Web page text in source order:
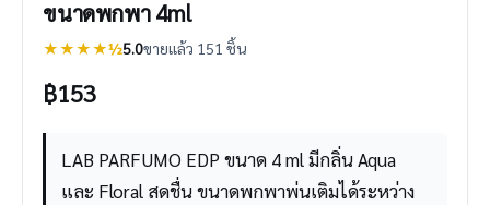
ขนาดพกพา 4ml
★★★★½5.0ขายแล้ว 151 ชิ้น
฿153
LAB PARFUMO EDP ขนาด 4 ml มีกลิ่น Aqua
และ Floral สดชื่น ขนาดพกพาพ่นเติมได้ระหว่าง